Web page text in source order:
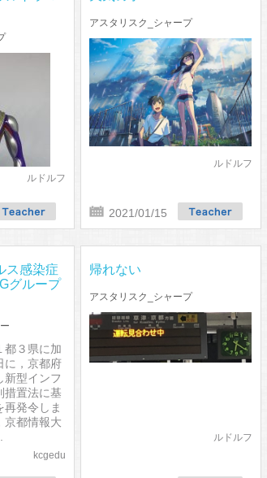
ルドルフ
アスタリスク_シャープ
ルドルフ
2021/01/15
ス感染症
グループ
都３県に加
に，京都府
新型インフ
措置法に基
再発令しま
京都情報大
kcgedu
帰れない
アスタリスク_シャープ
ルドルフ